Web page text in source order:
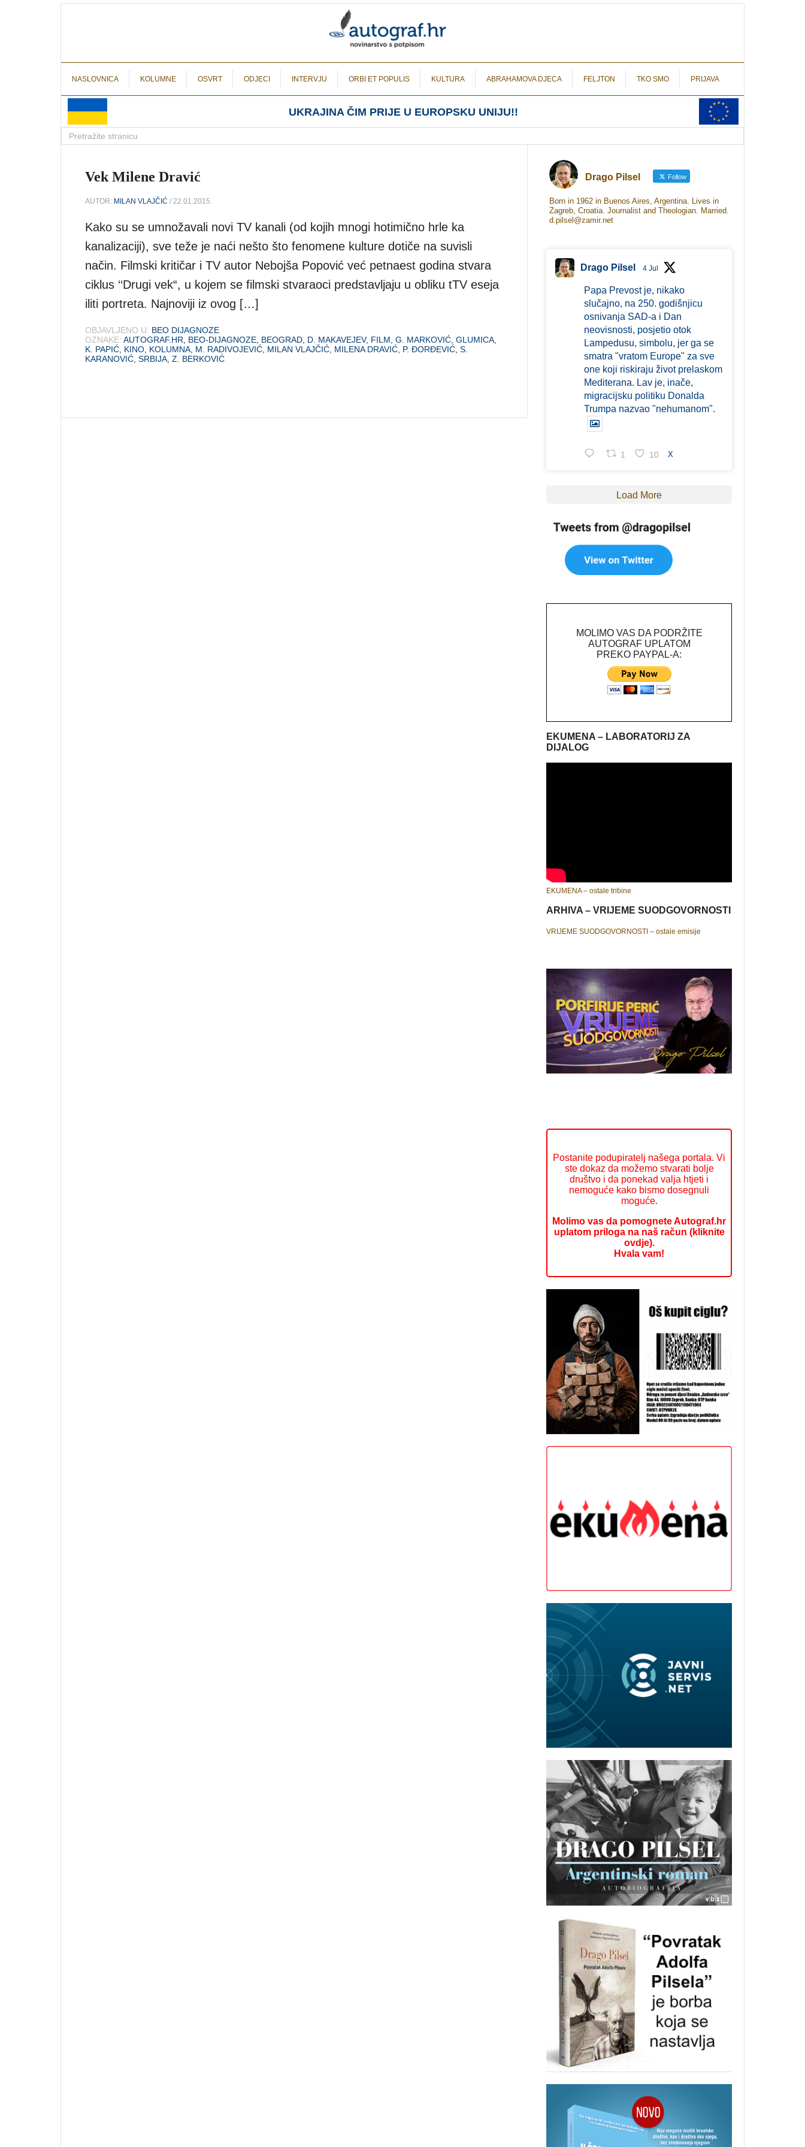
NASLOVNICA KOLUMNE OSVRT ODJECI INTERVJU ORBI ET POPULIS KULTURA ABRAHAMOVA DJECA FELJTON TKO SMO PRIJAVA
UKRAJINA ČIM PRIJE U EUROPSKU UNIJU!!
Vek Milene Dravić
AUTOR: MILAN VLAJČIĆ / 22.01.2015.
Kako su se umnožavali novi TV kanali (od kojih mnogi hotimično hrle ka
kanalizaciji), sve teže je naći nešto što fenomene kulture dotiče na suvisli
način. Filmski kritičar i TV autor Nebojša Popović već petnaest godina stvara
ciklus ‘‘Drugi vek“, u kojem se filmski stvaraoci predstavljaju u obliku tTV eseja
iliti portreta. Najnoviji iz ovog […]
OBJAVLJENO U: BEO DIJAGNOZE
OZNAKE: AUTOGRAF.HR BEO-DIJAGNOZE BEOGRAD D. MAKAVEJEV, FILM G. MARKOVIĆ GLUMICA
K. PAPIĆ KINO KOLUMNA M. RADIVOJEVIĆ MILAN VLAJČIĆ MILENA DRAVIĆ P. ĐORĐEVIĆ S.
KARANOVIĆ SRBIJA Z. BERKOVIĆ
Drago Pilsel Follow
Born in 1962 in Buenos Aires, Argentina. Lives in
Zagreb, Croatia. Journalist and Theologian. Married.
d.pilsel@zamir.net
Drago Pilsel 4 Jul
Papa Prevost je, nikako
slučajno, na 250. godišnjicu
osnivanja SAD-a i Dan
neovisnosti, posjetio otok
Lampedusu, simbolu, jer ga se
smatra "vratom Europe" za sve
one koji riskiraju život prelaskom
Mediterana. Lav je, inače,
migracijsku politiku Donalda
Trumpa nazvao "nehumanom".
1 10 X
Load More
MOLIMO VAS DA PODRŽITE
AUTOGRAF UPLATOM
PREKO PAYPAL-A:
EKUMENA – LABORATORIJ ZA
DIJALOG
EKUMENA – ostale tribine
ARHIVA – VRIJEME SUODGOVORNOSTI
VRIJEME SUODGOVORNOSTI – ostale emisije
Postanite podupiratelj našega portala. Vi
ste dokaz da možemo stvarati bolje
društvo i da ponekad valja htjeti i
nemoguće kako bismo dosegnuli
moguće.
Molimo vas da pomognete Autograf.hr
uplatom priloga na naš račun (kliknite
ovdje).
Hvala vam!